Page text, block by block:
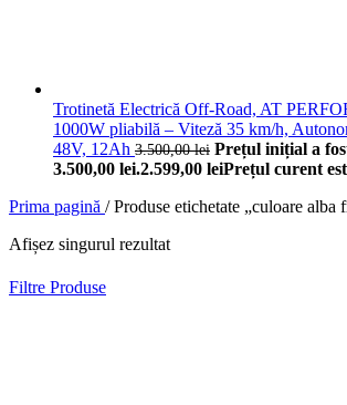
Trotinetă Electrică Off-Road, AT
1000W pliabilă – Viteză 35 km/h,
48V, 12Ah 3.500,00lei Prețul inițial a
3.500,00 lei.2.599,00 leiPrețul curent
Prima pagină / Produse etichetate „culoare alba
Afișez singurul rezultat
Filtre Produse